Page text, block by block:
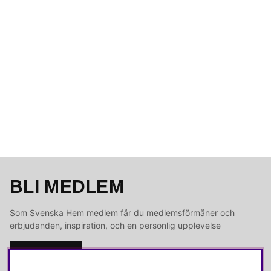
BLI MEDLEM
Som Svenska Hem medlem får du medlemsförmåner och
erbjudanden, inspiration, och en personlig upplevelse